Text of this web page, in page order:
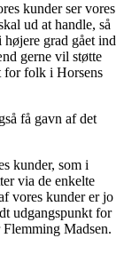
kunder ser vores
ud at handle, så
grad gået ind
gerne vil støtte
for folk i Horsens
få gavn af det
kunder, som i
via de enkelte
vores kunder er jo
udgangspunkt for
Madsen.